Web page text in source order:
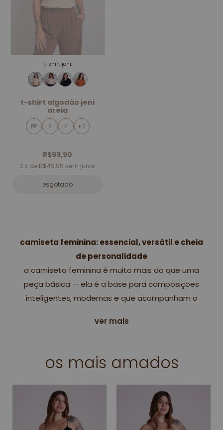
t-shirt jeni:
t-shirt algodão jeni
areia
PP P M + 3
R$99,90
2 x de R$49,95 sem juros
esgotado
camiseta feminina: essencial, versátil e cheia
de personalidade
a camiseta feminina é muito mais do que uma
peça básica — ela é a base para composições
inteligentes, modernas e que acompanham o
poder do essencial bem feito. criamos nossas
conforto e tecidos que abraçam o corpo com
leveza. são peças que se adaptam a você, não o
contrário.
por que a camiseta branca feminina é
indispensável?
ver mais
os mais amados